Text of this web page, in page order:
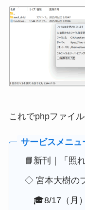
これでphpファイ
📘新刊｜「照
◇ 宮本大樹の
🎓8/17（月